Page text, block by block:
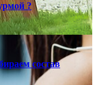
?
состав